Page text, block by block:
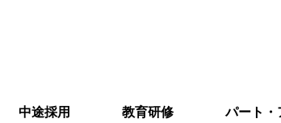
中途採用 教育研修 パート・